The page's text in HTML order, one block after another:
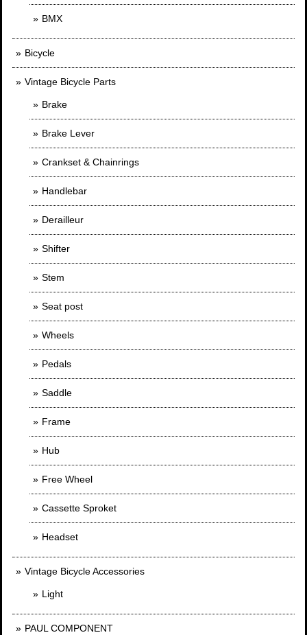
BMX
Bicycle
Vintage Bicycle Parts
Brake
Brake Lever
Crankset & Chainrings
Handlebar
Derailleur
Shifter
Stem
Seat post
Wheels
Pedals
Saddle
Frame
Hub
Free Wheel
Cassette Sproket
Headset
Vintage Bicycle Accessories
Light
PAUL COMPONENT